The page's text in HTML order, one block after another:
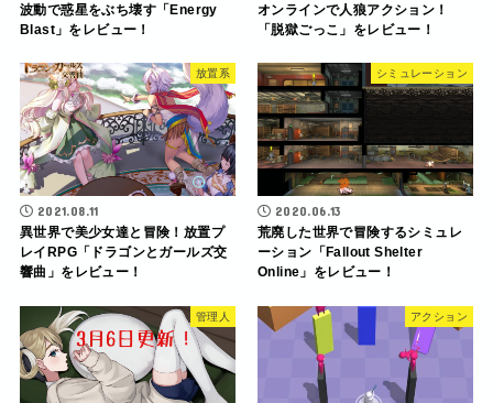
波動で惑星をぶち壊す「Energy
Blast」をレビュー！
オンラインで人狼アクション！
「脱獄ごっこ」をレビュー！
放置系
2021.08.11
異世界で美少女達と冒険！放置プ
レイRPG「ドラゴンとガールズ交
響曲」をレビュー！
シミュレーション
2020.06.13
荒廃した世界で冒険するシミュレ
ーション「Fallout Shelter
Online」をレビュー！
管理人 アクション